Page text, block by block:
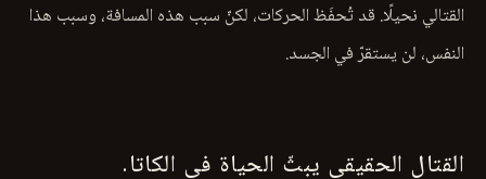
القتالي نحيلًا. قد تُحفَظ الحركات، لكنّ سبب هذه المسافة، وسبب هذا
النفس، لن يستقرّ في الجسد.
القتال الحقيقي يبثّ الحياة في الكاتا.